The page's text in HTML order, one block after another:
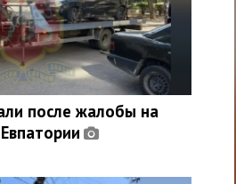
после жалобы на